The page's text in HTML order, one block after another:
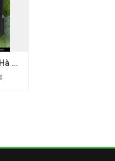
Cho thuê loa kéo tại Hà Đông